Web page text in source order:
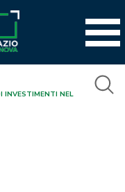
INVESTIMENTI NEL